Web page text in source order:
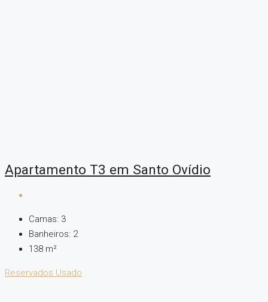
Apartamento T3 em Santo Ovídio
Camas: 3
Banheiros: 2
138 m²
Reservados Usado